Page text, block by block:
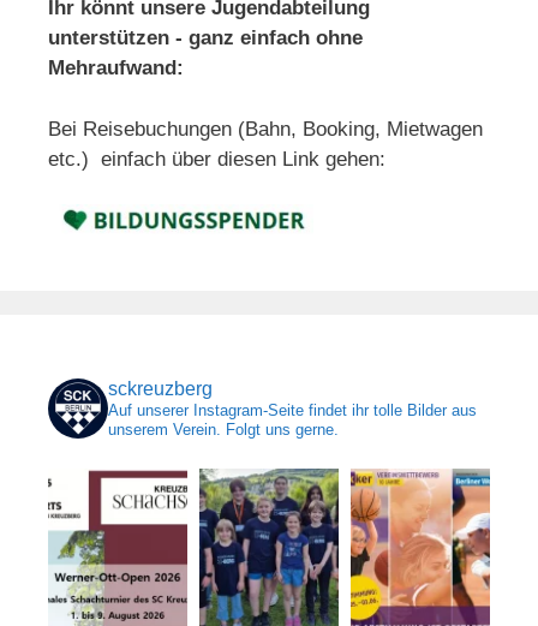
Ihr könnt unsere Jugendabteilung
unterstützen - ganz einfach ohne
Mehraufwand:
Bei Reisebuchungen (Bahn, Booking, Mietwagen
etc.) einfach über diesen Link gehen:
sckreuzberg
Auf unserer Instagram-Seite findet ihr tolle Bilder aus
unserem Verein. Folgt uns gerne.